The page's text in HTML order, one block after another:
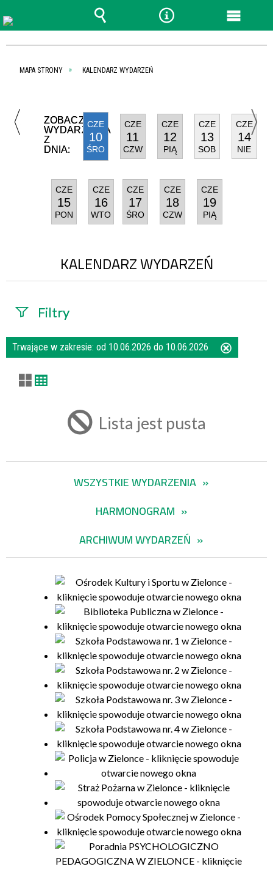
MAPA STRONY KALENDARZ WYDARZEŃ
ZOBACZ
WYDARZENIA
Z
DNIA:
CZE
10
ŚRO
CZE
11
CZW
CZE
12
PIĄ
CZE
13
SOB
CZE
14
NIE
CZE
15
PON
CZE
16
WTO
CZE
17
ŚRO
CZE
18
CZW
CZE
19
PIĄ
KALENDARZ WYDARZEŃ
Filtry
Szukana fraza
zakresie
Trwające w zakresie: od 10.06.2026 do 10.06.2026
Lista jest pusta
WSZYSTKIE WYDARZENIA
HARMONOGRAM
ARCHIWUM WYDARZEŃ
WyszukiwarkaNarzędziaMenu